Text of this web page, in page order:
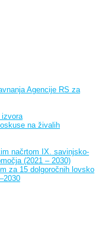
Agencije RS za
izvora
na živalih
načrtom IX. savinjsko-
(2021 – 2030)
za 15 dolgoročnih lovsko